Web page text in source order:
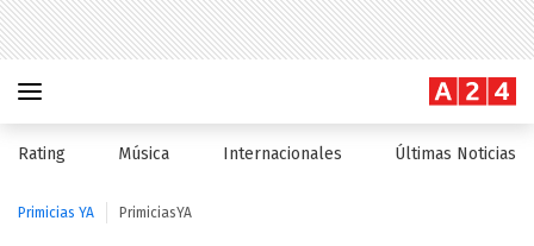
Rating Música Internacionales Últimas Noticias
Primicias YA PrimiciasYA